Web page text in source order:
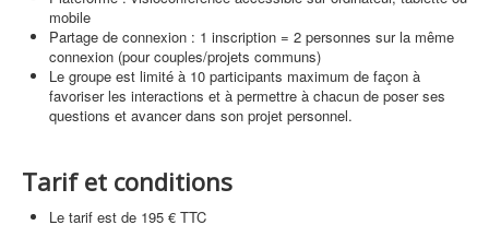
mobile
Partage de connexion : 1 inscription = 2 personnes sur la même
connexion (pour couples/projets communs)
Le groupe est limité à 10 participants maximum de façon à
favoriser les interactions et à permettre à chacun de poser ses
questions et avancer dans son projet personnel.
Tarif et conditions
Le tarif est de 195 € TTC